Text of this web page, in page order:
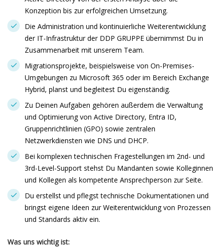
Konzeption bis zur erfolgreichen Umsetzung.
Die Administration und kontinuierliche Weiterentwicklung
der IT-Infrastruktur der DDP GRUPPE übernimmst Du in
Zusammenarbeit mit unserem Team.
Migrationsprojekte, beispielsweise von On-Premises-
Umgebungen zu Microsoft 365 oder im Bereich Exchange
Hybrid, planst und begleitest Du eigenständig.
Zu Deinen Aufgaben gehören außerdem die Verwaltung
und Optimierung von Active Directory, Entra ID,
Gruppenrichtlinien (GPO) sowie zentralen
Netzwerkdiensten wie DNS und DHCP.
Bei komplexen technischen Fragestellungen im 2nd- und
3rd-Level-Support stehst Du Mandanten sowie Kolleginnen
und Kollegen als kompetente Ansprechperson zur Seite.
Du erstellst und pflegst technische Dokumentationen und
bringst eigene Ideen zur Weiterentwicklung von Prozessen
und Standards aktiv ein.
Was uns wichtig ist: